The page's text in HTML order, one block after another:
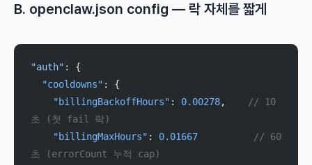
B. openclaw.json config — 락 자체를 짧게
"auth" : {
  "cooldowns"
: {
    "billingBackoffHours"
: 0.00278,
// 10
초 (첫 fail 락)
    "billingMaxHours"
: 0.01667
          // 60
초 (errorCount 누적 cap)